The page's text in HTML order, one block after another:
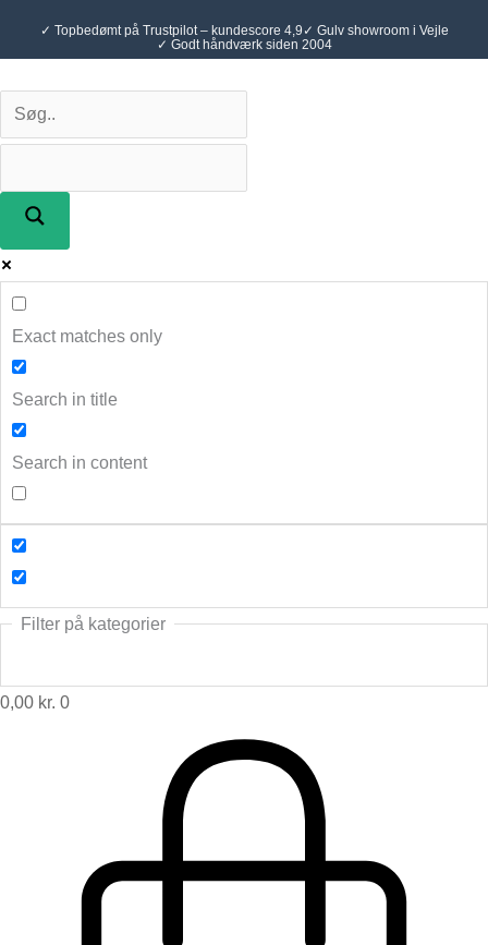
✓ Topbedømt på Trustpilot – kundescore 4,9 ✓ Gulv showroom i Vejle
✓ Godt håndværk siden 2004
Exact matches only
Search in title
Search in content
Filter på kategorier
0,00 kr. 0